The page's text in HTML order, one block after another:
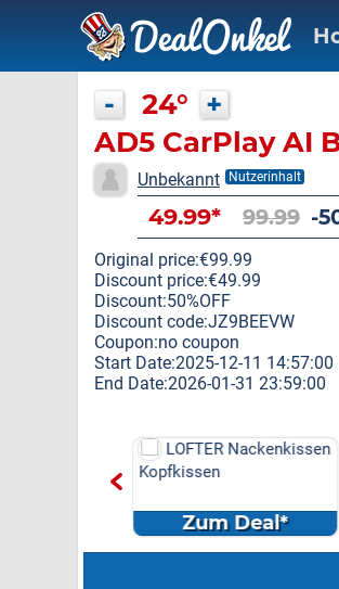
- 24° +
AD5 CarPlay AI
Unbekannt Nutzerinhalt
49.99* 99.99 -
Original price:€99.99
Discount price:€49.99
Discount:50%OFF
Discount code:JZ9BEEVW
Coupon:no coupon
Start Date:2025-12-11 14:57:00
End Date:2026-01-31 23:59:00
LOFTER Nackenkissen
Kopfkissen
Zum Deal*